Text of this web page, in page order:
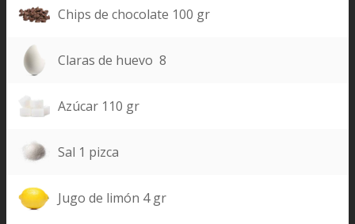
Chips de chocolate 100 gr
Claras de huevo 8
Azúcar 110 gr
Sal 1 pizca
Jugo de limón 4 gr